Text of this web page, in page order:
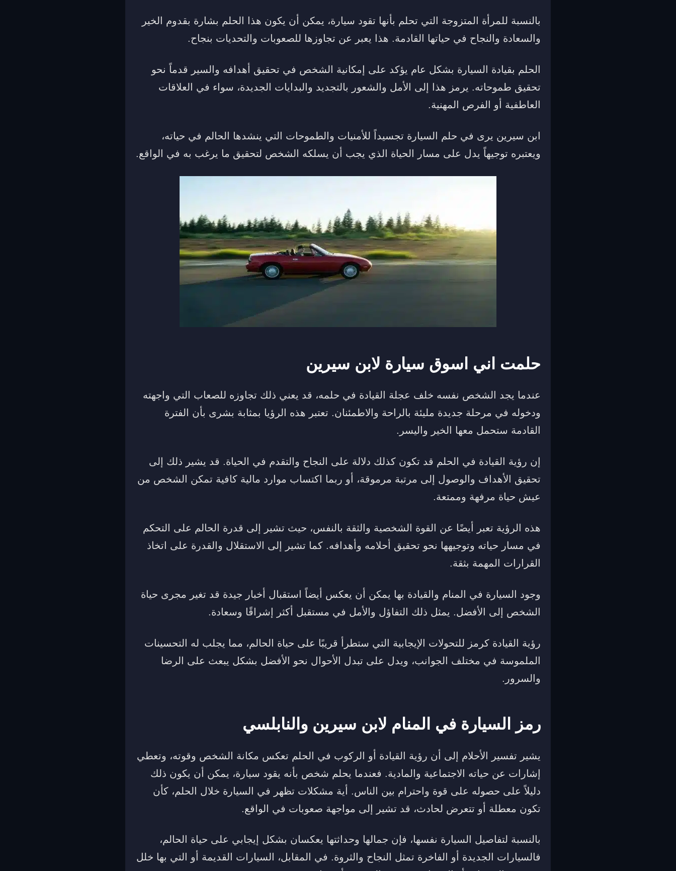
بالنسبة للمرأة المتزوجة التي تحلم بأنها تقود سيارة، يمكن أن يكون هذا الحلم بشارة بقدوم الخير
والسعادة والنجاح في حياتها القادمة. هذا يعبر عن تجاوزها للصعوبات والتحديات بنجاح.
الحلم بقيادة السيارة بشكل عام يؤكد على إمكانية الشخص في تحقيق أهدافه والسير قدماً نحو
تحقيق طموحاته. يرمز هذا إلى الأمل والشعور بالتجديد والبدايات الجديدة، سواء في العلاقات
العاطفية أو الفرص المهنية.
ابن سيرين يرى في حلم السيارة تجسيداً للأمنيات والطموحات التي ينشدها الحالم في حياته،
ويعتبره توجيهاً يدل على مسار الحياة الذي يجب أن يسلكه الشخص لتحقيق ما يرغب به في الواقع.
حلمت اني اسوق سيارة لابن سيرين
عندما يجد الشخص نفسه خلف عجلة القيادة في حلمه، قد يعني ذلك تجاوزه للصعاب التي واجهته
ودخوله في مرحلة جديدة مليئة بالراحة والاطمئنان. تعتبر هذه الرؤيا بمثابة بشرى بأن الفترة
القادمة ستحمل معها الخير واليسر.
إن رؤية القيادة في الحلم قد تكون كذلك دلالة على النجاح والتقدم في الحياة. قد يشير ذلك إلى
تحقيق الأهداف والوصول إلى مرتبة مرموقة، أو ربما اكتساب موارد مالية كافية تمكن الشخص من
عيش حياة مرفهة وممتعة.
هذه الرؤية تعبر أيضًا عن القوة الشخصية والثقة بالنفس، حيث تشير إلى قدرة الحالم على التحكم
في مسار حياته وتوجيهها نحو تحقيق أحلامه وأهدافه. كما تشير إلى الاستقلال والقدرة على اتخاذ
القرارات المهمة بثقة.
وجود السيارة في المنام والقيادة بها يمكن أن يعكس أيضاً استقبال أخبار جيدة قد تغير مجرى حياة
الشخص إلى الأفضل. يمثل ذلك التفاؤل والأمل في مستقبل أكثر إشراقًا وسعادة.
رؤية القيادة كرمز للتحولات الإيجابية التي ستطرأ قريبًا على حياة الحالم، مما يجلب له التحسينات
الملموسة في مختلف الجوانب، ويدل على تبدل الأحوال نحو الأفضل بشكل يبعث على الرضا
والسرور.
رمز السيارة في المنام لابن سيرين والنابلسي
يشير تفسير الأحلام إلى أن رؤية القيادة أو الركوب في الحلم تعكس مكانة الشخص وقوته، وتعطي
إشارات عن حياته الاجتماعية والمادية. فعندما يحلم شخص بأنه يقود سيارة، يمكن أن يكون ذلك
دليلاً على حصوله على قوة واحترام بين الناس. أية مشكلات تظهر في السيارة خلال الحلم، كأن
تكون معطلة أو تتعرض لحادث، قد تشير إلى مواجهة صعوبات في الواقع.
بالنسبة لتفاصيل السيارة نفسها، فإن جمالها وحداثتها يعكسان بشكل إيجابي على حياة الحالم،
فالسيارات الجديدة أو الفاخرة تمثل النجاح والثروة. في المقابل، السيارات القديمة أو التي بها خلل